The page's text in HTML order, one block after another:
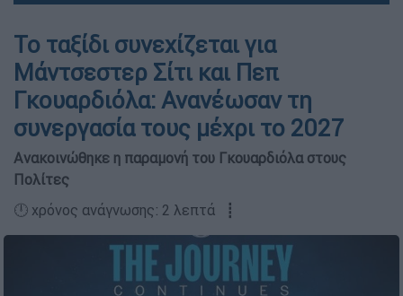
Το ταξίδι συνεχίζεται για
Μάντσεστερ Σίτι και Πεπ
Γκουαρδιόλα: Ανανέωσαν τη
συνεργασία τους μέχρι το 2027
Ανακοινώθηκε η παραμονή του Γκουαρδιόλα στους
Πολίτες
🕛 χρόνος ανάγνωσης: 2 λεπτά ┋